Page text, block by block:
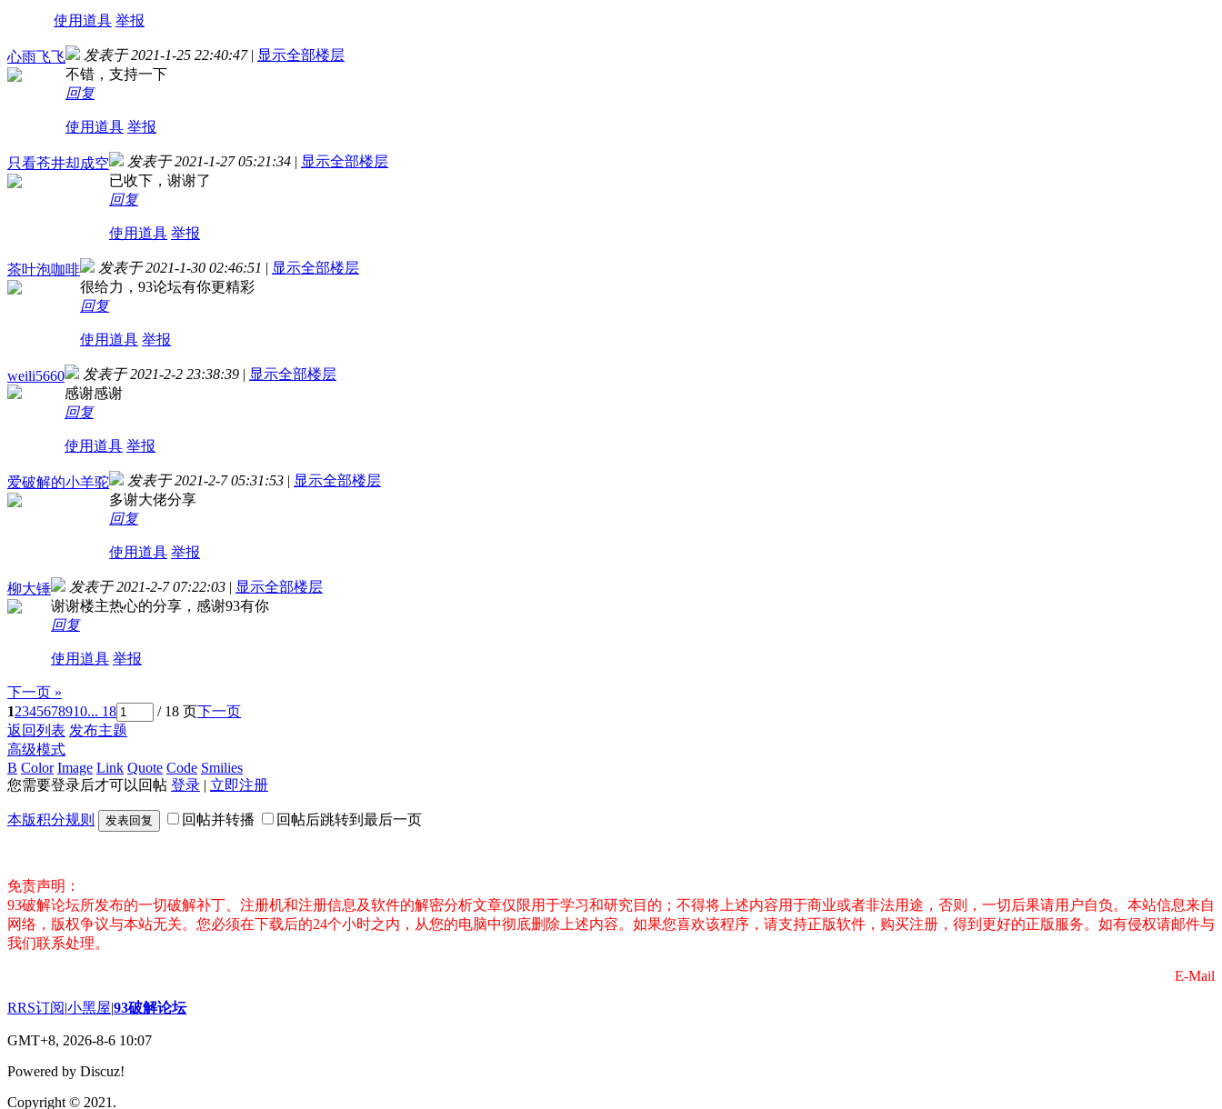
使用道具 举报
心雨飞飞 发表于 2021-1-25 22:40:47 | 显示全部楼层
不错，支持一下
回复
使用道具 举报
只看苍井却成空 发表于 2021-1-27 05:21:34 | 显示全部楼层
已收下，谢谢了
回复
使用道具 举报
茶叶泡咖啡 发表于 2021-1-30 02:46:51 | 显示全部楼层
很给力，93论坛有你更精彩
回复
使用道具 举报
weili5660 发表于 2021-2-2 23:38:39 | 显示全部楼层
感谢感谢
回复
使用道具 举报
爱破解的小羊驼 发表于 2021-2-7 05:31:53 | 显示全部楼层
多谢大佬分享
回复
使用道具 举报
柳大锤 发表于 2021-2-7 07:22:03 | 显示全部楼层
谢谢楼主热心的分享，感谢93有你
回复
使用道具 举报
下一页 »
12345678910... 18 / 18 页下一页
返回列表 发布主题
高级模式
B Color Image Link Quote Code Smilies
您需要登录后才可以回帖 登录 | 立即注册
本版积分规则 发表回复 回帖并转播 回帖后跳转到最后一页
免责声明：
93破解论坛所发布的一切破解补丁、注册机和注册信息及软件的解密分析文章仅限用于学习和研究目的；不得将上述内容用于商业或者非法用途，否则，一切后果请用户自负。本站信息来自
网络，版权争议与本站无关。您必须在下载后的24个小时之内，从您的电脑中彻底删除上述内容。如果您喜欢该程序，请支持正版软件，购买注册，得到更好的正版服务。如有侵权请邮件与
我们联系处理。
E-Mail
RRS订阅|小黑屋|93破解论坛
GMT+8, 2026-8-6 10:07
Powered by Discuz!
Copyright © 2021.